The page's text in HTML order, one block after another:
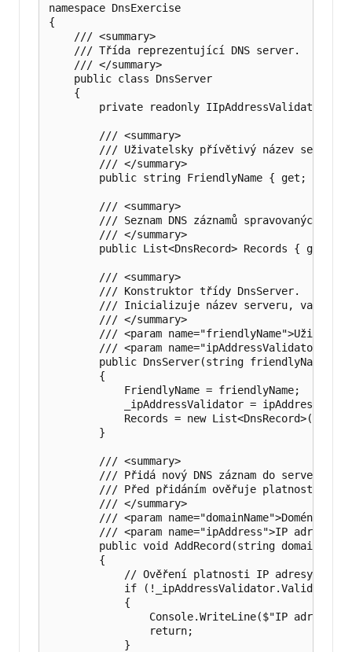
namespace DnsExercise
{
    /// <summary>
    /// Třída reprezentující DNS server.
    /// </summary>
    public class DnsServer
    {
private readonly IIpAddressValidator
        /// <summary>
        /// Uživatelsky přívětivý název serveru.
        /// </summary>
        public string FriendlyName { get; set; }
        /// <summary>
/// Seznam DNS záznamů spravovaných
        /// </summary>
public List<DnsRecord> Records { get;
        /// <summary>
        /// Konstruktor třídy DnsServer.
/// Inicializuje název serveru,
        /// </summary>
/// <param
/// <param
public DnsServer(string friendlyName,
        {
            FriendlyName = friendlyName;
_ipAddressValidator =
            Records = new List<DnsRecord>();
        }
        /// <summary>
        /// Přidá nový DNS záznam do serveru.
/// Před přidáním ověřuje platnost IP
        /// </summary>
/// <param name="domainName">Doménové
/// <param name="ipAddress">IP
public void AddRecord(string
        {
            // Ověření platnosti IP adresy
if
            {
Console.WriteLine($"IP adresa
                return;
            }